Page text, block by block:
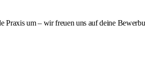
Praxis um – wir freuen uns auf deine